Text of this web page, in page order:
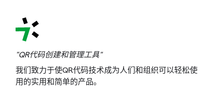
"QR代码创建和管理工具"
我们致力于使QR代码技术成为人们和组织可以轻松使
用的实用和简单的产品。